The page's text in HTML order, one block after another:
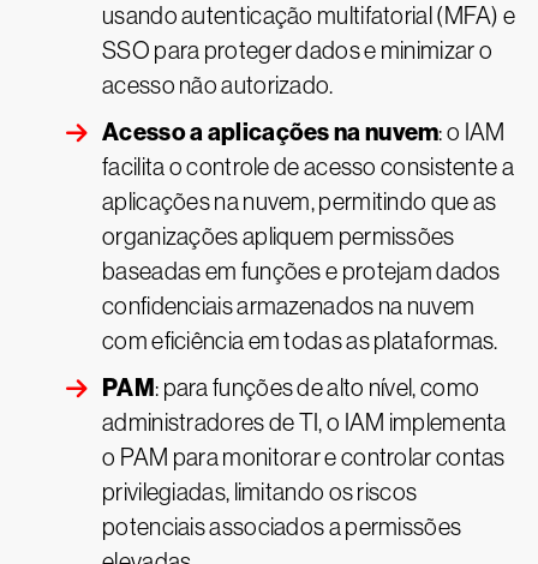
usando autenticação multifatorial (MFA) e
SSO para proteger dados e minimizar o
acesso não autorizado.
Acesso a aplicações na nuvem: o IAM
facilita o controle de acesso consistente a
aplicações na nuvem, permitindo que as
organizações apliquem permissões
baseadas em funções e protejam dados
confidenciais armazenados na nuvem
com eficiência em todas as plataformas.
PAM: para funções de alto nível, como
administradores de TI, o IAM implementa
o PAM para monitorar e controlar contas
privilegiadas, limitando os riscos
potenciais associados a permissões